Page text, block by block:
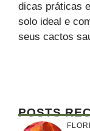
dicas práticas
solo ideal e
seus cactos
POSTS